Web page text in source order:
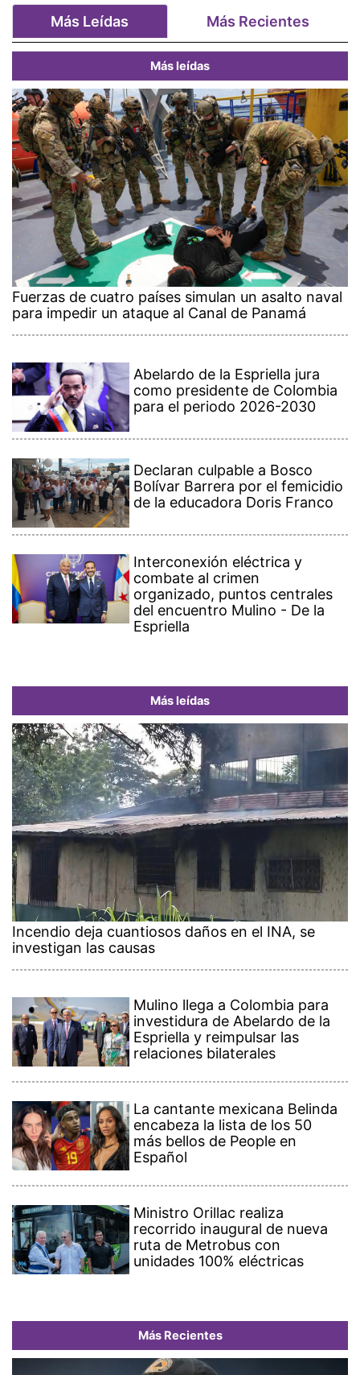
Más Leídas Más Recientes
Más leídas
Fuerzas de cuatro países simulan un asalto naval
para impedir un ataque al Canal de Panamá
Abelardo de la Espriella jura
como presidente de Colombia
para el periodo 2026-2030
Declaran culpable a Bosco
Bolívar Barrera por el femicidio
de la educadora Doris Franco
Interconexión eléctrica y
combate al crimen
organizado, puntos centrales
del encuentro Mulino - De la
Espriella
Más leídas
Incendio deja cuantiosos daños en el INA, se
investigan las causas
Mulino llega a Colombia para
investidura de Abelardo de la
Espriella y reimpulsar las
relaciones bilaterales
La cantante mexicana Belinda
encabeza la lista de los 50
más bellos de People en
Español
Ministro Orillac realiza
recorrido inaugural de nueva
ruta de Metrobus con
unidades 100% eléctricas
Más Recientes